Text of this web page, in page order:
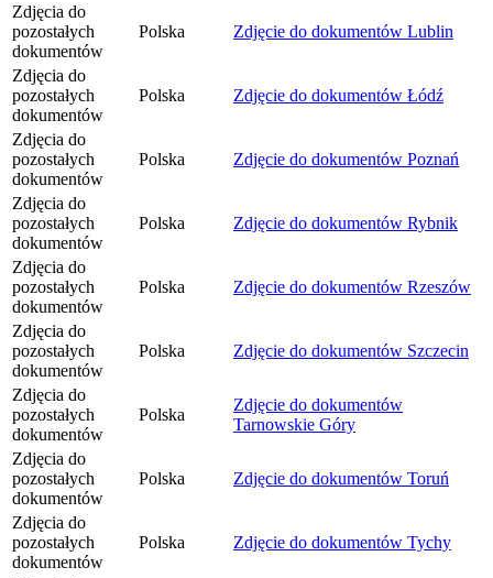
Zdjęcia do
pozostałych
dokumentów
Polska Zdjęcie do dokumentów Lublin
Zdjęcia do
pozostałych
dokumentów
Polska Zdjęcie do dokumentów Łódź
Zdjęcia do
pozostałych
dokumentów
Polska Zdjęcie do dokumentów Poznań
Zdjęcia do
pozostałych
dokumentów
Polska Zdjęcie do dokumentów Rybnik
Zdjęcia do
pozostałych
dokumentów
Polska Zdjęcie do dokumentów Rzeszów
Zdjęcia do
pozostałych
dokumentów
Polska Zdjęcie do dokumentów Szczecin
Zdjęcia do
pozostałych
dokumentów
Polska
Zdjęcie do dokumentów
Tarnowskie Góry
Zdjęcia do
pozostałych
dokumentów
Polska Zdjęcie do dokumentów Toruń
Zdjęcia do
pozostałych
dokumentów
Polska Zdjęcie do dokumentów Tychy